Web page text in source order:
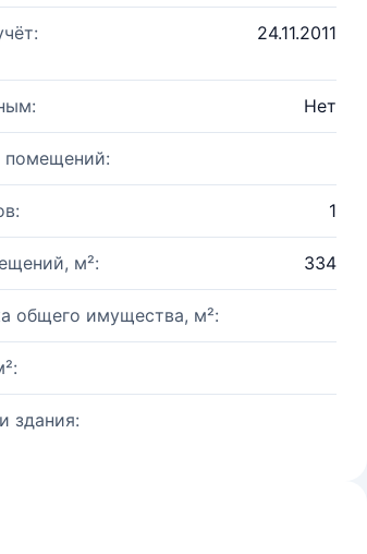
24.11.2011
Нет
помещений:
1
м²: 334
общего имущества, м²:
здания: